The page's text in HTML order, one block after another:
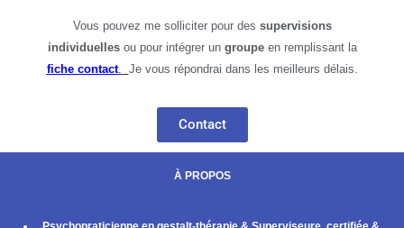
Vous pouvez me solliciter pour des supervisions
individuellesou pour intégrer un groupeen remplissant la
fiche contact. Je vous répondrai dans les meilleurs délais.
Contact
À PROPOS